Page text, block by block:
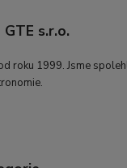
s.r.o.
roku 1999. Jsme